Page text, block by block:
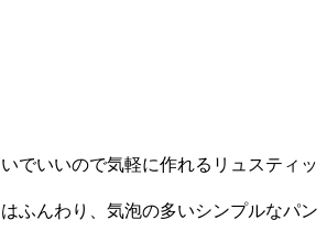
でいいので気軽に作れるリュスティッ
ふんわり、気泡の多いシンプルなパン